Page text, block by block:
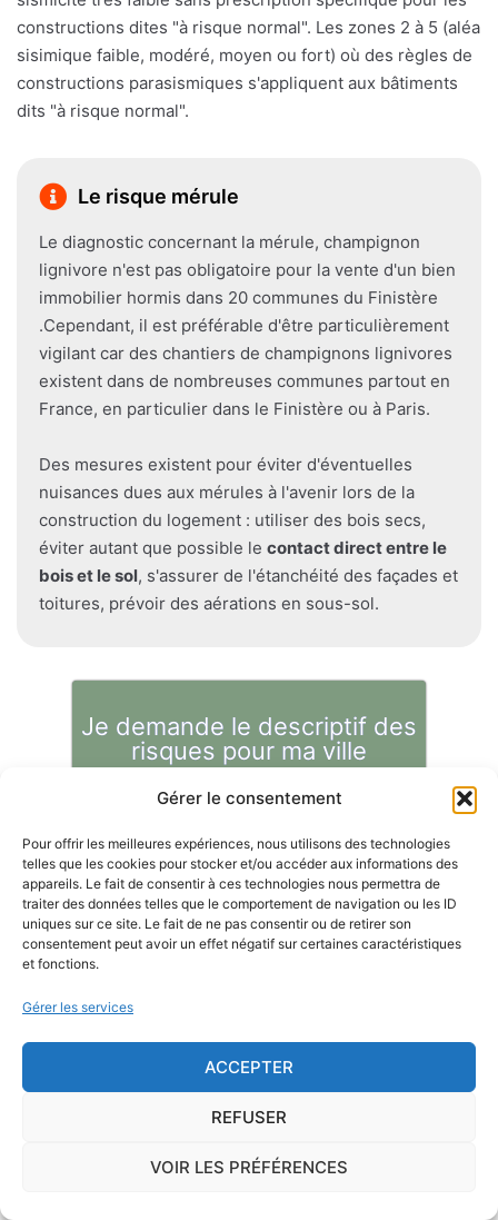
Gérer le consentement
Pour offrir les meilleures expériences, nous utilisons des technologies
telles que les cookies pour stocker et/ou accéder aux informations des
appareils. Le fait de consentir à ces technologies nous permettra de
traiter des données telles que le comportement de navigation ou les ID
uniques sur ce site. Le fait de ne pas consentir ou de retirer son
consentement peut avoir un effet négatif sur certaines caractéristiques
et fonctions.
Gérer les services
ACCEPTER
REFUSER
VOIR LES PRÉFÉRENCES
constructions dites "à risque normal". Les zones 2 à 5 (aléa
sisimique faible, modéré, moyen ou fort) où des règles de
constructions parasismiques s'appliquent aux bâtiments
dits "à risque normal".
Le risque mérule
Le diagnostic concernant la mérule, champignon
lignivore n'est pas obligatoire pour la vente d'un bien
immobilier hormis dans 20 communes du Finistère
.Cependant, il est préférable d'être particulièrement
vigilant car des chantiers de champignons lignivores
existent dans de nombreuses communes partout en
France, en particulier dans le Finistère ou à Paris.
Des mesures existent pour éviter d'éventuelles
nuisances dues aux mérules à l'avenir lors de la
construction du logement : utiliser des bois secs,
éviter autant que possible le contact direct entre le
bois et le sol, s'assurer de l'étanchéité des façades et
toitures, prévoir des aérations en sous-sol.
Je demande le descriptif des
risques pour ma ville
Le risque Radon
La commune de Saint-Aubin-du-Thenney se
trouve dans une zone de
Certains territoires français présentent uneconcentration
, gaz radioactif issu de la
désintégration du radium et de l'uranium, deux éléments
présents dans le sol et les roches. L'ISRN (Institut de
Radioprotection et de Sûreté Nucléaire), à la demande de
l'Autorité de Sûreté Nucléaire, a cartographié le territoire